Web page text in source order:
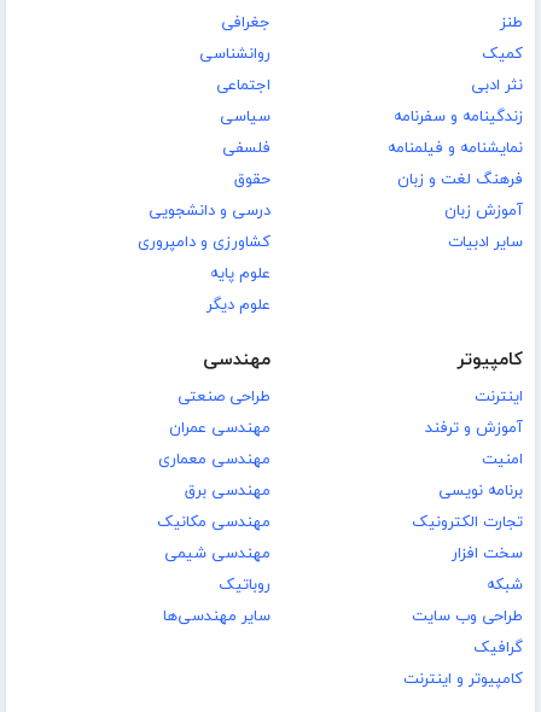
طنز
کمیک
نثر ادبی
زندگینامه و سفرنامه
نمایشنامه و فیلمنامه
فرهنگ لغت و زبان
آموزش زبان
سایر ادبیات
جغرافی
روانشناسی
اجتماعی
سیاسی
فلسفی
حقوق
درسی و دانشجویی
کشاورزی و دامپروری
علوم پایه
علوم دیگر
کامپیوتر
اینترنت
آموزش و ترفند
امنیت
برنامه نویسی
تجارت الکترونیک
سخت افزار
شبکه
طراحی وب سایت
گرافیک
کامپیوتر و اینترنت
مهندسی
طراحی صنعتی
مهندسی عمران
مهندسی معماری
مهندسی برق
مهندسی مکانیک
مهندسی شیمی
روباتیک
سایر مهندسی‌ها